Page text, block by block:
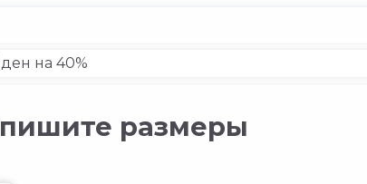
размеры
на 40%